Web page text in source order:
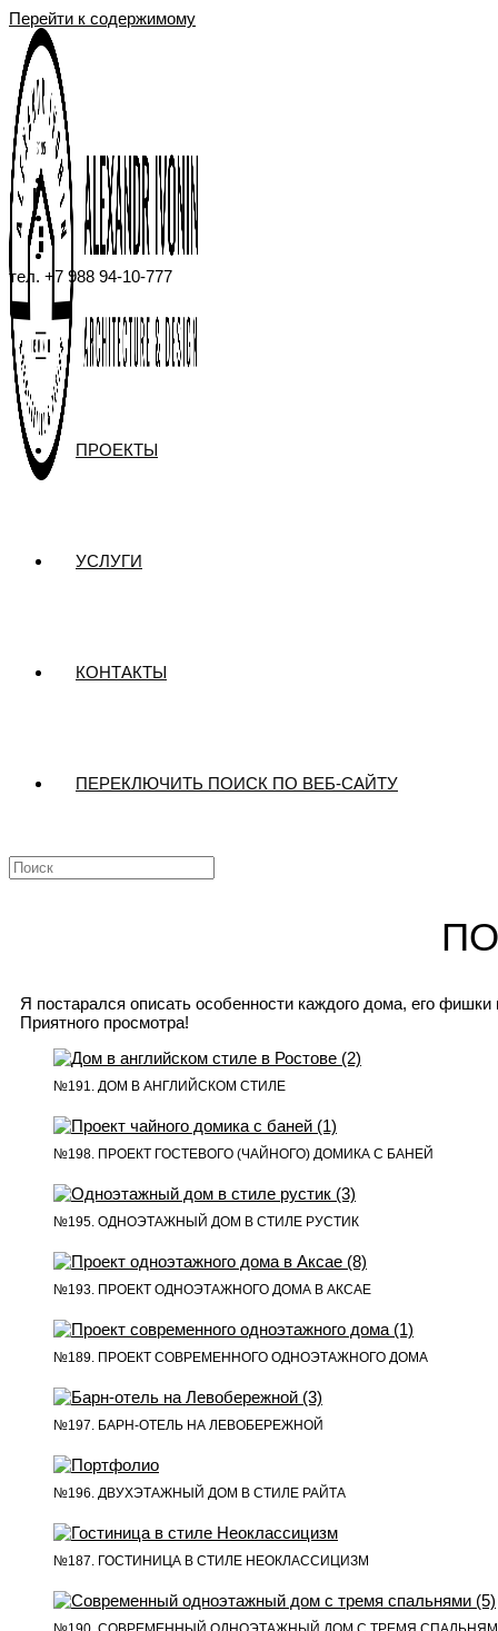
Перейти к содержимому
тел. +7 988 94-10-777
ПРОЕКТЫ
УСЛУГИ
КОНТАКТЫ
ПЕРЕКЛЮЧИТЬ ПОИСК ПО ВЕБ-САЙТУ
Я постарался описать особенности каждого дома, его
Приятного просмотра!
№191. ДОМ В АНГЛИЙСКОМ СТИЛЕ
№198. ПРОЕКТ ГОСТЕВОГО (ЧАЙНОГО) ДОМИКА С БАНЕЙ
№195. ОДНОЭТАЖНЫЙ ДОМ В СТИЛЕ РУСТИК
№193. ПРОЕКТ ОДНОЭТАЖНОГО ДОМА В АКСАЕ
№189. ПРОЕКТ СОВРЕМЕННОГО ОДНОЭТАЖНОГО ДОМА
№197. БАРН-ОТЕЛЬ НА ЛЕВОБЕРЕЖНОЙ
№196. ДВУХЭТАЖНЫЙ ДОМ В СТИЛЕ РАЙТА
№187. ГОСТИНИЦА В СТИЛЕ НЕОКЛАССИЦИЗМ